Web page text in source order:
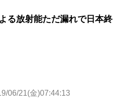
る放射能ただ漏れで日本終
06/21(金)07:44:13